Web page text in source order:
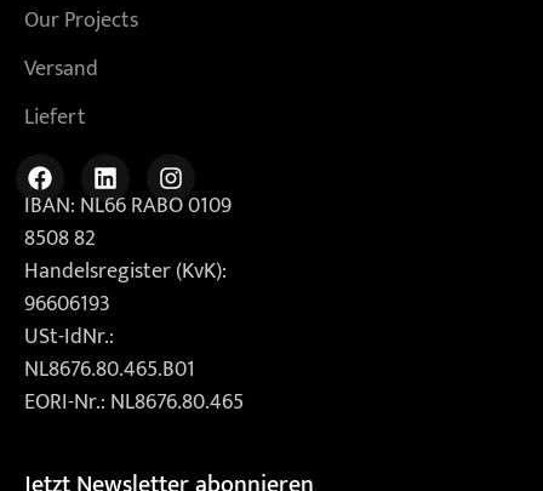
Our Projects
Versand
Liefert
IBAN: NL66 RABO 0109
8508 82
Handelsregister (KvK):
96606193
USt-IdNr.:
NL8676.80.465.B01
EORI-Nr.: NL8676.80.465